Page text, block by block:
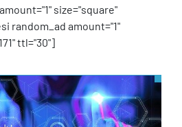
size="square"
random_ad amount="1"
ttl="30"]